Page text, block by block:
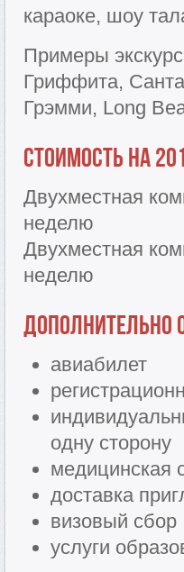
караоке, шоу
Примеры
Гриффита,
Грэмми, Long
Стоимость на
Двухместная
неделю
Двухместная
неделю
Дополнительно
авиабилет
одну сторону
медицинская
доставка
визовый сбор
услуги